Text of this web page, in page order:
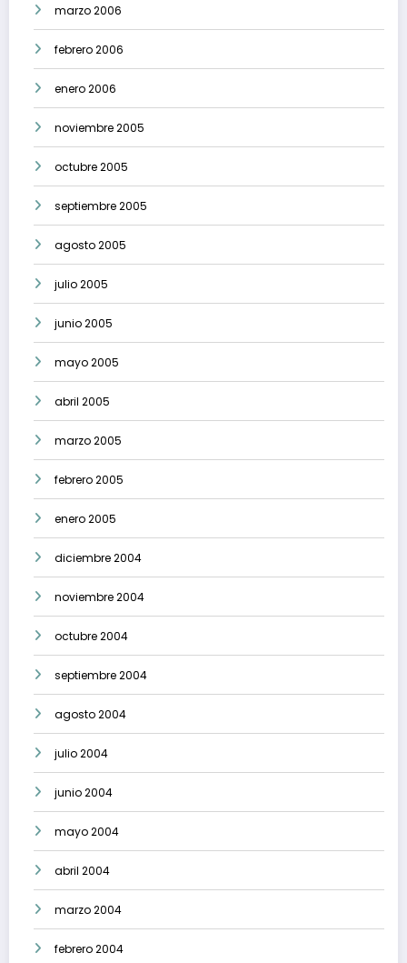
marzo 2006
febrero 2006
enero 2006
noviembre 2005
octubre 2005
septiembre 2005
agosto 2005
julio 2005
junio 2005
mayo 2005
abril 2005
marzo 2005
febrero 2005
enero 2005
diciembre 2004
noviembre 2004
octubre 2004
septiembre 2004
agosto 2004
julio 2004
junio 2004
mayo 2004
abril 2004
marzo 2004
febrero 2004